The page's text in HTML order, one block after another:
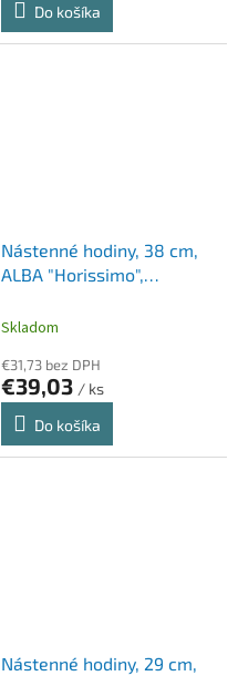
Do košíka
Nástenné hodiny, 38 cm,
ALBA "Horissimo",
Skladom
€31,73 bez DPH
€39,03 / ks
Do košíka
Nástenné hodiny, 29 cm,